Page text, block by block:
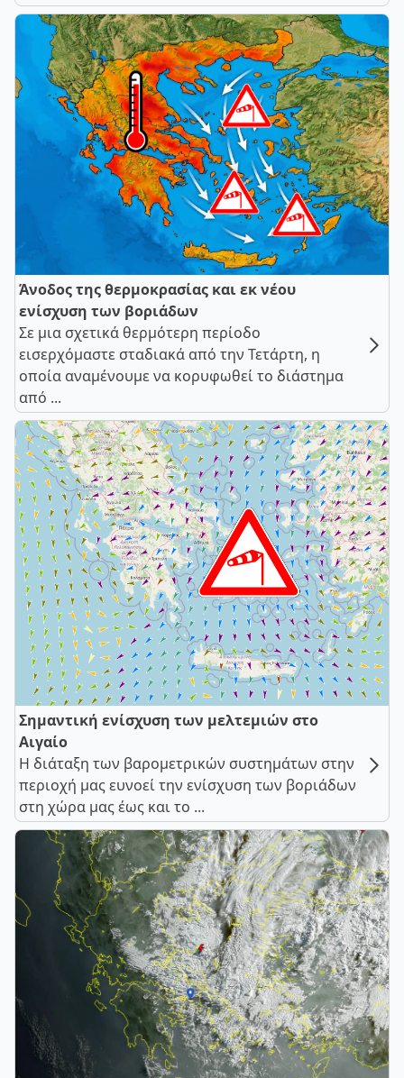
Άνοδος της θερμοκρασίας και εκ νέου
ενίσχυση των βοριάδων
Σε μια σχετικά θερμότερη περίοδο
εισερχόμαστε σταδιακά από την Τετάρτη, η
οποία αναμένουμε να κορυφωθεί το διάστημα
από ...
Σημαντική ενίσχυση των μελτεμιών στο
Αιγαίο
Η διάταξη των βαρομετρικών συστημάτων στην
περιοχή μας ευνοεί την ενίσχυση των βοριάδων
στη χώρα μας έως και το ...